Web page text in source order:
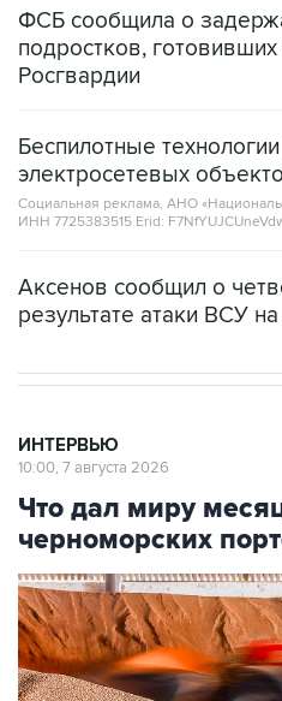
Росгвардии
Беспилотные
Социальная реклама, АНО
ИНН 7725383515 Erid:
Аксенов сообщил о
Что дал миру месяц
черноморских